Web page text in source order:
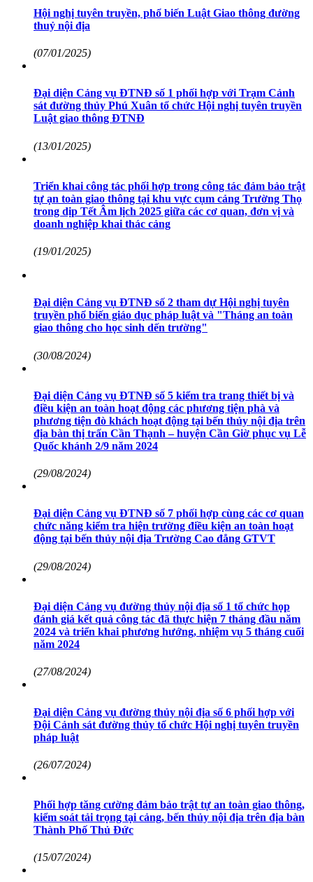
Hội nghị tuyên truyền, phổ biến Luật Giao thông đường
thuỷ nội địa
(07/01/2025)
Đại diện Cảng vụ ĐTNĐ số 1 phối hợp với Trạm Cảnh
sát đường thủy Phú Xuân tổ chức Hội nghị tuyên truyền
Luật giao thông ĐTNĐ
(13/01/2025)
Triển khai công tác phối hợp trong công tác đảm bảo trật
tự ạn toàn giao thông tại khu vực cụm cảng Trường Thọ
trong dịp Tết Âm lịch 2025 giữa các cơ quan, đơn vị và
doanh nghiệp khai thác cảng
(19/01/2025)
Đại diện Cảng vụ ĐTNĐ số 2 tham dự Hội nghị tuyên
truyền phổ biến giáo dục pháp luật và "Tháng an toàn
giao thông cho học sinh dến trường"
(30/08/2024)
Đại diện Cảng vụ ĐTNĐ số 5 kiểm tra trang thiết bị và
điều kiện an toàn hoạt động các phương tiện phà và
phương tiện đò khách hoạt động tại bến thủy nội địa trên
địa bàn thị trấn Cần Thạnh – huyện Cần Giờ phục vụ Lễ
Quốc khánh 2/9 năm 2024
(29/08/2024)
Đại diện Cảng vụ ĐTNĐ số 7 phối hợp cùng các cơ quan
chức năng kiểm tra hiện trường điều kiện an toàn hoạt
động tại bến thủy nội địa Trường Cao đẳng GTVT
(29/08/2024)
Đại diện Cảng vụ đường thủy nội địa số 1 tổ chức họp
đánh giá kết quả công tác đã thực hiện 7 tháng đầu năm
2024 và triển khai phương hướng, nhiệm vụ 5 tháng cuối
năm 2024
(27/08/2024)
Đại diện Cảng vụ đường thủy nội địa số 6 phối hợp với
Đội Cảnh sát đường thủy tổ chức Hội nghị tuyên truyền
pháp luật
(26/07/2024)
Phối hợp tăng cường đảm bảo trật tự an toàn giao thông,
kiểm soát tải trọng tại cảng, bến thủy nội địa trên địa bàn
Thành Phố Thủ Đức
(15/07/2024)